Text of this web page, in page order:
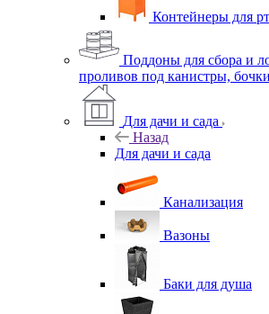
Контейнеры для
Поддоны для сбора и
проливов под канистры,
Для дачи и сада
Назад
Для дачи и сада
Канализация
Вазоны
Баки для душа